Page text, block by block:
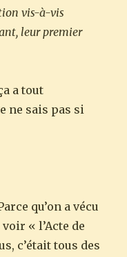
vis-à-vis
leur premier
a tout
ne sais pas si
qu’on a vécu
« l’Acte de
c’était tous des